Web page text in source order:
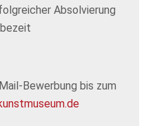
Absolvierung
Bewerbung bis zum